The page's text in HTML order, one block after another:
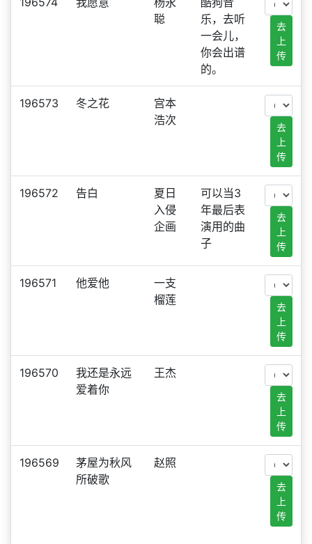
聪
乐，去听
一会儿，
你会出谱
的。
去
上
传
196573 冬之花
宫本
浩次
去
上
传
196572 告白
夏日
入侵
企画
可以当3
年最后表
演用的曲
子
去
上
传
196571 他爱他
一支
榴莲
去
上
传
196570
我还是永远
爱着你
王杰
去
上
传
196569
茅屋为秋风
所破歌
赵照
去
上
传